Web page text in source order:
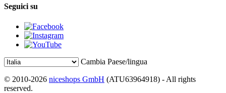
Seguici su
Cambia Paese/lingua
© 2010-2026 niceshops GmbH (ATU63964918) - All rights
reserved.